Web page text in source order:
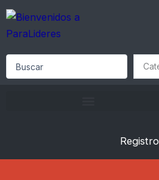
Skip
content
Registro